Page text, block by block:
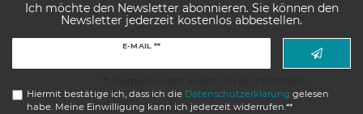
Ich möchte den Newsletter abonnieren. Sie können den
Newsletter jederzeit kostenlos abbestellen.
E-MAIL **
Hiermit bestätige ich, dass ich die Daten­schutz­erklärung gelesen
habe. Meine Einwilligung kann ich jederzeit widerrufen.**